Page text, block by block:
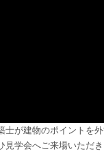
が建物のポイントを
学会へご来場いただき